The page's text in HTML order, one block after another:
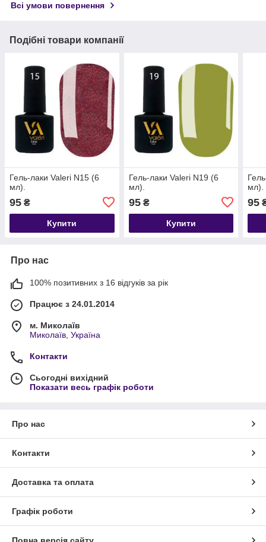
Всі умови повернення
Подібні товари компанії
Гель-лаки Valeri N15 (6
мл).
95 ₴
Купити
Гель-лаки Valeri N19 (6
мл).
95₴
Купити
мл).
95
Про нас
100% позитивних з 16 відгуків за рік
Працює з 24.01.2014
м. Миколаїв
Миколаїв, Україна
Контакти
Сьогодні вихідний
Показати весь графік роботи
Про нас
Контакти
Доставка та оплата
Графік роботи